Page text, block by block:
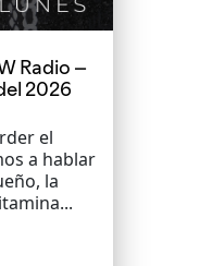
Radio –
2026
el
a hablar
la